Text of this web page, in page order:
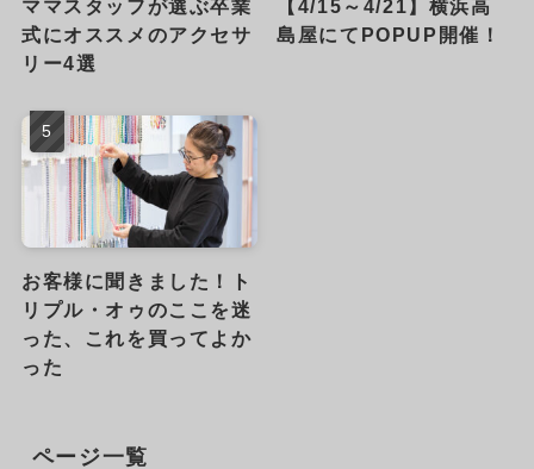
ママスタッフが選ぶ卒業
式にオススメのアクセサ
リー4選
【4/15～4/21】横浜高
島屋にてPOPUP開催！
お客様に聞きました！ト
リプル・オゥのここを迷
った、これを買ってよか
った
ページ一覧